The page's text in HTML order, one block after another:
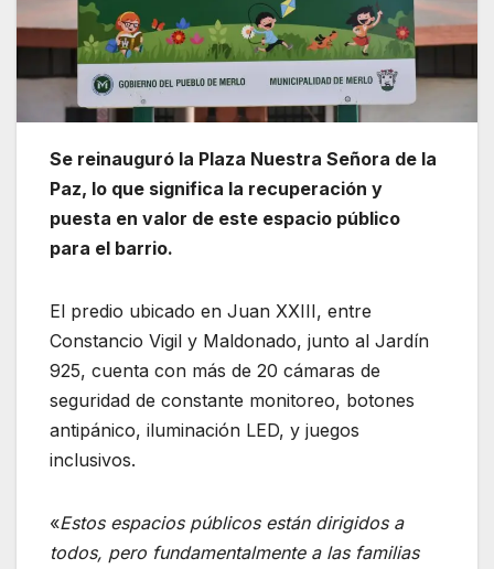
Se reinauguró la Plaza Nuestra Señora de la
Paz, lo que significa la recuperación y
puesta en valor de este espacio público
para el barrio.
El predio ubicado en Juan XXIII, entre
Constancio Vigil y Maldonado, junto al Jardín
925, cuenta con más de 20 cámaras de
seguridad de constante monitoreo, botones
antipánico, iluminación LED, y juegos
inclusivos.
«Estos espacios públicos están dirigidos a
todos, pero fundamentalmente a las familias